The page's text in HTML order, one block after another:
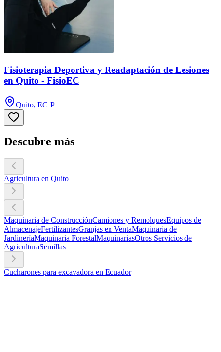
Fisioterapia Deportiva y Readaptación de Lesiones
en Quito - FisioEC
Quito, EC-P
Descubre más
Agricultura en Quito
Maquinaria de ConstrucciónCamiones y RemolquesEquipos de
AlmacenajeFertilizantesGranjas en VentaMaquinaria de
JardineríaMaquinaria ForestalMaquinariasOtros Servicios de
AgriculturaSemillas
Cucharones para excavadora en Ecuador